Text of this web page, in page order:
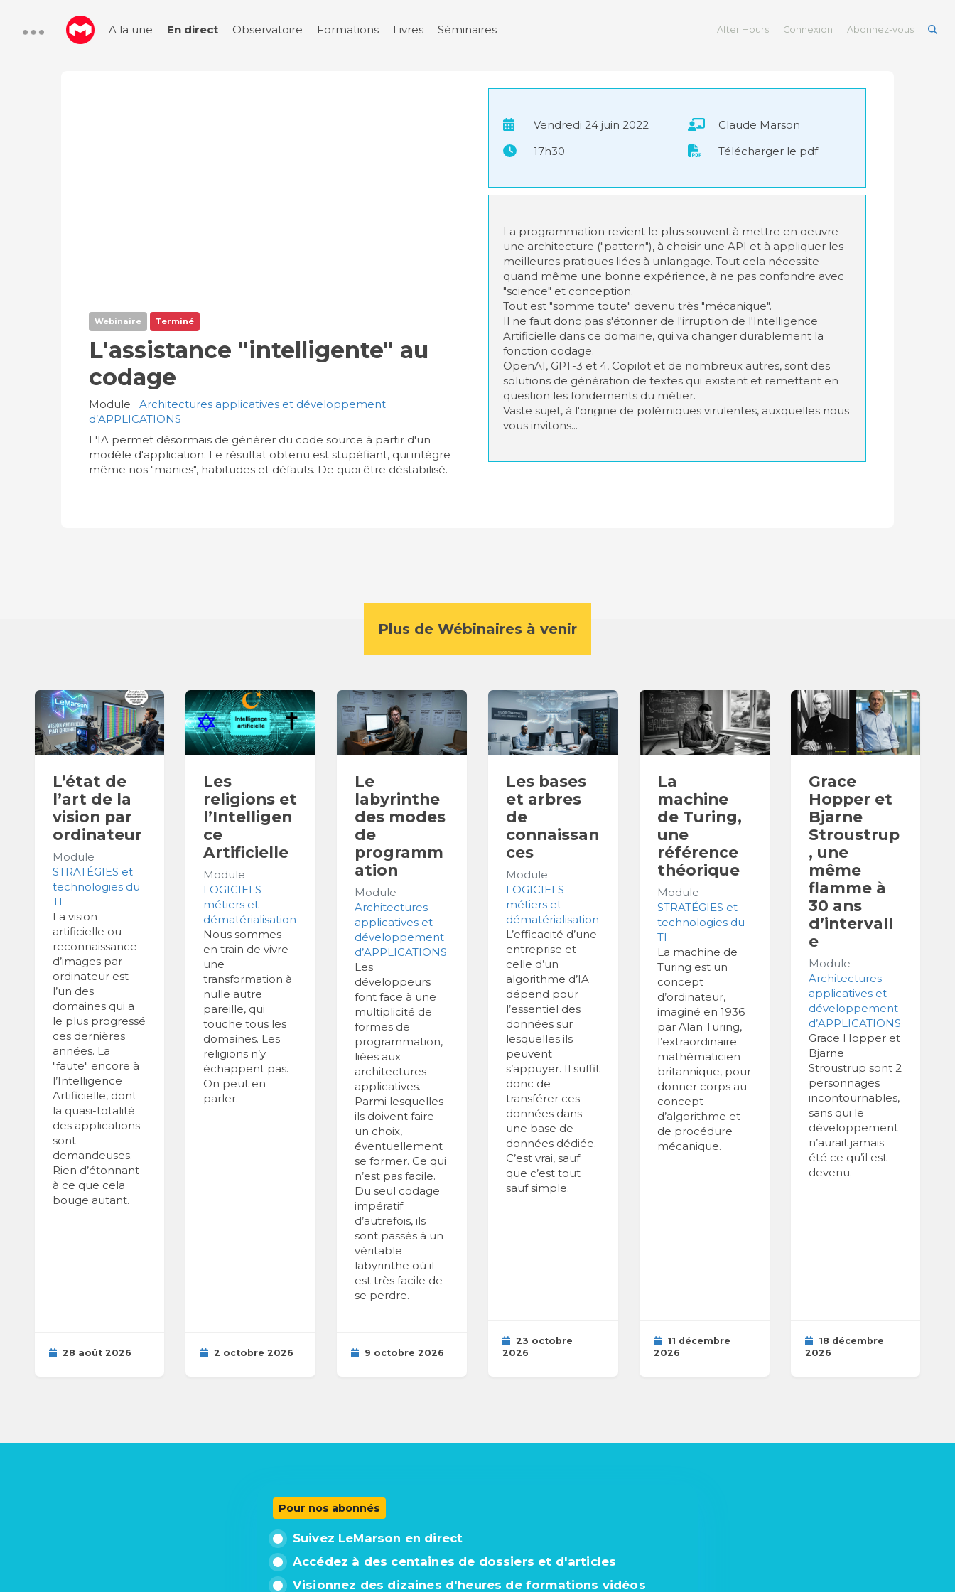
A la une En direct Observatoire Formations Livres Séminaires After Hours Connexion Abonnez-vous
Webinaire Terminé
L'assistance "intelligente" au
codage
Module
Architectures applicatives et développement
d’APPLICATIONS
L'IA permet désormais de générer du code source à partir d'un
modèle d'application. Le résultat obtenu est stupéfiant, qui intègre
même nos "manies", habitudes et défauts. De quoi être déstabilisé.
Vendredi 24 juin 2022
Claude Marson
17h30
Télécharger le pdf
La programmation revient le plus souvent à mettre en oeuvre
une architecture ("pattern"), à choisir une API et à appliquer les
meilleures pratiques liées à unlangage. Tout cela nécessite
quand même une bonne expérience, à ne pas confondre avec
"science" et conception.
Tout est "somme toute" devenu très "mécanique".
Il ne faut donc pas s'étonner de l'irruption de l'Intelligence
Artificielle dans ce domaine, qui va changer durablement la
fonction codage.
OpenAI, GPT-3 et 4, Copilot et de nombreux autres, sont des
solutions de génération de textes qui existent et remettent en
question les fondements du métier.
Vaste sujet, à l'origine de polémiques virulentes, auxquelles nous
vous invitons...
Plus de Wébinaires à venir
L’état de
l’art de la
vision par
ordinateur
Module
STRATÉGIES et
technologies du
TI
La vision
artificielle ou
reconnaissance
d’images par
ordinateur est
l’un des
domaines qui a
le plus progressé
ces dernières
années. La
"faute" encore à
l’Intelligence
Artificielle, dont
la quasi-totalité
des applications
sont
demandeuses.
Rien d’étonnant
à ce que cela
bouge autant.
28 août 2026
Les
religions et
l’Intelligen
ce
Artificielle
Module
LOGICIELS
métiers et
dématérialisation
Nous sommes
en train de vivre
une
transformation à
nulle autre
pareille, qui
touche tous les
domaines. Les
religions n’y
échappent pas.
On peut en
parler.
2 octobre 2026
Le
labyrinthe
des modes
de
programm
ation
Module
Architectures
applicatives et
développement
d’APPLICATIONS
Les
développeurs
font face à une
multiplicité de
formes de
programmation,
liées aux
architectures
applicatives.
Parmi lesquelles
ils doivent faire
un choix,
éventuellement
se former. Ce qui
n’est pas facile.
Du seul codage
impératif
d’autrefois, ils
sont passés à un
véritable
labyrinthe où il
est très facile de
se perdre.
9 octobre 2026
Les bases
et arbres
de
connaissan
ces
Module
LOGICIELS
métiers et
dématérialisation
L’efficacité d’une
entreprise et
celle d’un
algorithme d’IA
dépend pour
l’essentiel des
données sur
lesquelles ils
peuvent
s’appuyer. Il suffit
donc de
transférer ces
données dans
une base de
données dédiée.
C’est vrai, sauf
que c’est tout
sauf simple.
23 octobre
2026
La
machine
de Turing,
une
référence
théorique
Module
STRATÉGIES et
technologies du
TI
La machine de
Turing est un
concept
d’ordinateur,
imaginé en 1936
par Alan Turing,
l’extraordinaire
mathématicien
britannique, pour
donner corps au
concept
d’algorithme et
de procédure
mécanique.
11 décembre
2026
Grace
Hopper et
Bjarne
Stroustrup
, une
même
flamme à
30 ans
d’intervall
e
Module
Architectures
applicatives et
développement
d’APPLICATIONS
Grace Hopper et
Bjarne
Stroustrup sont 2
personnages
incontournables,
sans qui le
développement
n’aurait jamais
été ce qu’il est
devenu.
18 décembre
2026
Pour nos abonnés
Suivez LeMarson en direct
Accédez à des centaines de dossiers et d'articles
Visionnez des dizaines d'heures de formations vidéos